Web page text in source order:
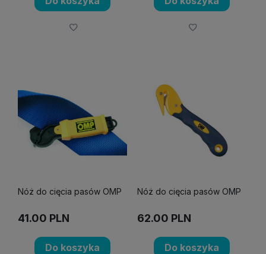
Nóż do cięcia pasów OMP
41.00 PLN
Do koszyka
Nóż do cięcia pasów OMP
62.00 PLN
Do koszyka